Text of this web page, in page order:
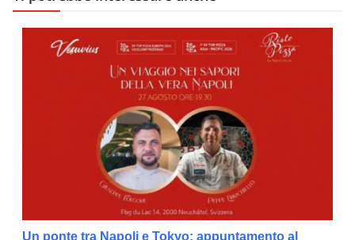
Un ponte tra Napoli e Tokyo: appuntamento al